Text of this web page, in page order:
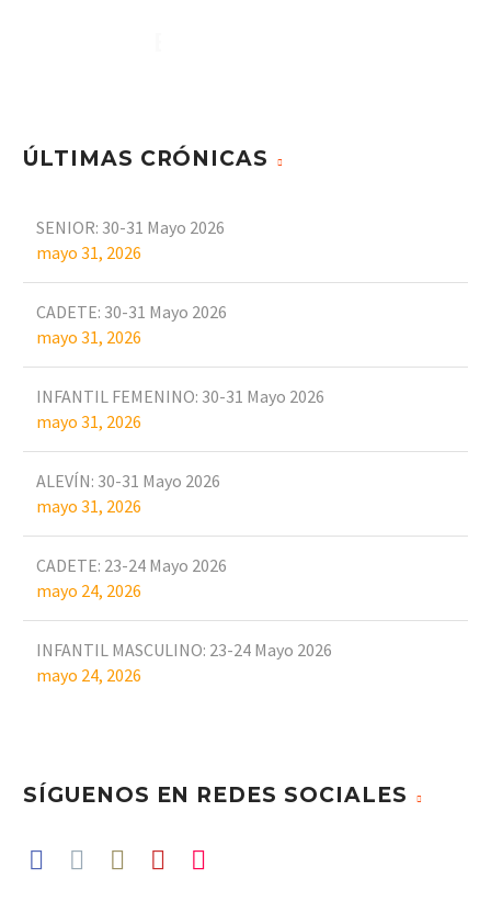
ÚLTIMAS CRÓNICAS
SENIOR: 30-31 Mayo 2026
mayo 31, 2026
CADETE: 30-31 Mayo 2026
mayo 31, 2026
INFANTIL FEMENINO: 30-31 Mayo 2026
mayo 31, 2026
ALEVÍN: 30-31 Mayo 2026
mayo 31, 2026
CADETE: 23-24 Mayo 2026
mayo 24, 2026
INFANTIL MASCULINO: 23-24 Mayo 2026
mayo 24, 2026
SÍGUENOS EN REDES SOCIALES